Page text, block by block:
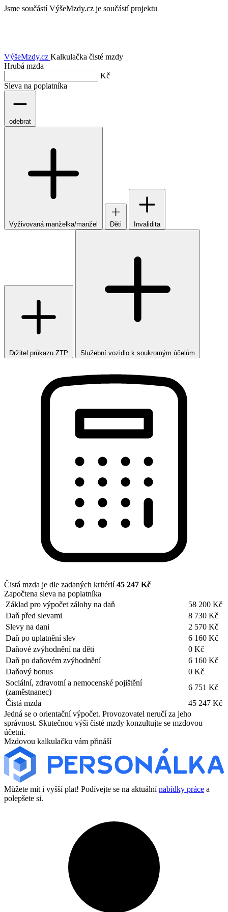
Jsme součástí VýšeMzdy.cz je součástí projektu
VýšeMzdy.cz Kalkulačka čisté mzdy
Hrubá mzda
Kč
Sleva na poplatníka
odebrat
Vyživovaná manželka/manžel Děti Invalidita
Držitel průkazu ZTP Služební vozidlo k soukromým účelům
Čistá mzda je dle zadaných kritérií45 247 Kč
Započtena sleva na poplatníka
Základ pro výpočet zálohy na daň
58 200 Kč
Daň před slevami
8 730 Kč
Slevy na dani
2 570 Kč
Daň po uplatnění slev
6 160 Kč
Daňové zvýhodnění na děti
0 Kč
Daň po daňovém zvýhodnění
6 160 Kč
Daňový bonus
0 Kč
Sociální, zdravotní a nemocenské pojištění
(zaměstnanec)
6 751 Kč
Čistá mzda
45 247 Kč
Jedná se o orientační výpočet. Provozovatel neručí za jeho
správnost. Skutečnou výši čisté mzdy konzultujte se mzdovou
účetní.
Mzdovou kalkulačku vám přináší
Můžete mít i vyšší plat! Podívejte se na aktuálnínabídky práce a
polepšete si.